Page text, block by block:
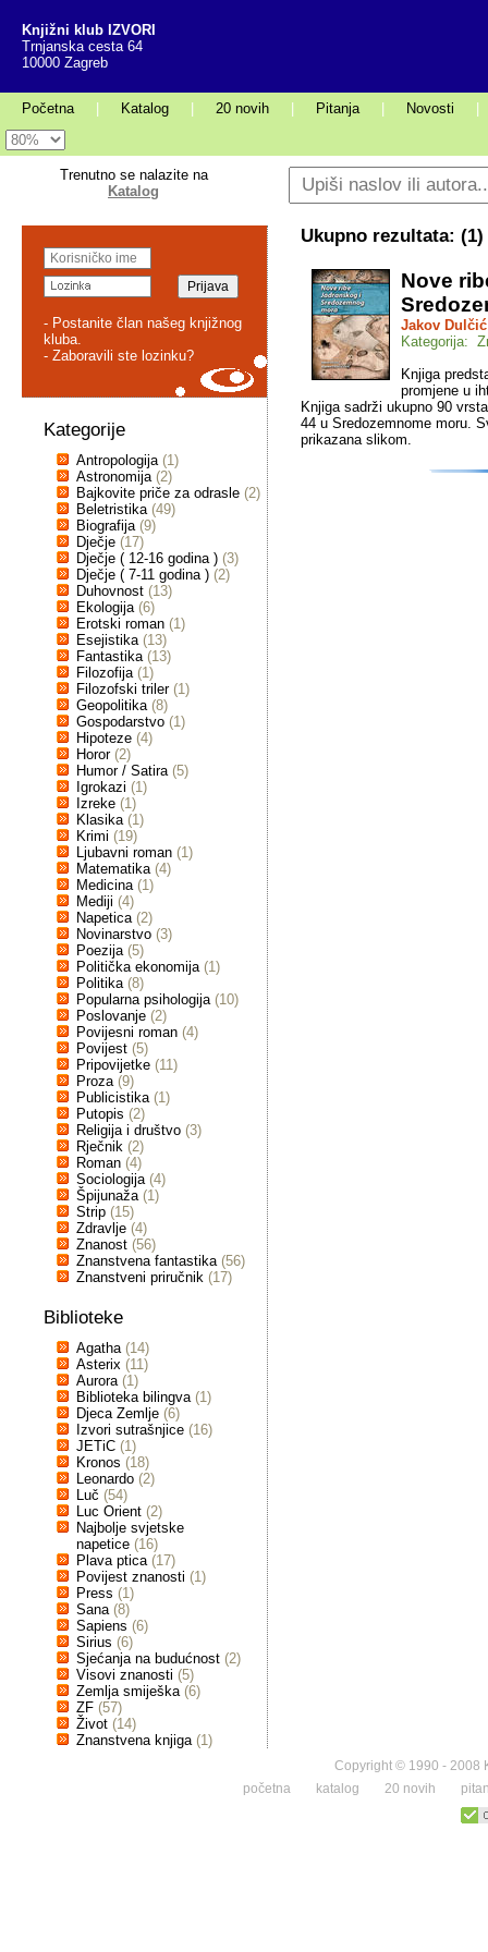
Knjižni klub IZVORI
Trnjanska cesta 64
10000 Zagreb
Početna Katalog 20 novih Pitanja Novosti
Trenutno se nalazite na
Katalog
- Postanite član našeg knjižnog
kluba.
- Zaboravili ste lozinku?
Kategorije
Antropologija (1)
Astronomija (2)
Bajkovite priče za odrasle (2)
Beletristika (49)
Biografija (9)
Dječje (17)
Dječje ( 12-16 godina ) (3)
Dječje ( 7-11 godina ) (2)
Duhovnost (13)
Ekologija (6)
Erotski roman (1)
Esejistika (13)
Fantastika (13)
Filozofija (1)
Filozofski triler (1)
Geopolitika (8)
Gospodarstvo (1)
Hipoteze (4)
Horor (2)
Humor / Satira (5)
Igrokazi (1)
Izreke (1)
Klasika (1)
Krimi (19)
Ljubavni roman (1)
Matematika (4)
Medicina (1)
Mediji (4)
Napetica (2)
Novinarstvo (3)
Poezija (5)
Politička ekonomija (1)
Politika (8)
Popularna psihologija (10)
Poslovanje (2)
Povijesni roman (4)
Povijest (5)
Pripovijetke (11)
Proza (9)
Publicistika (1)
Putopis (2)
Religija i društvo (3)
Rječnik (2)
Roman (4)
Sociologija (4)
Špijunaža (1)
Strip (15)
Zdravlje (4)
Znanost (56)
Znanstvena fantastika (56)
Znanstveni priručnik (17)
Biblioteke
Agatha (14)
Asterix (11)
Aurora (1)
Biblioteka bilingva (1)
Djeca Zemlje (6)
Izvori sutrašnjice (16)
JETiC (1)
Kronos (18)
Leonardo (2)
Luč (54)
Luc Orient (2)
Najbolje svjetske
napetice (16)
Plava ptica (17)
Povijest znanosti (1)
Press (1)
Sana (8)
Sapiens (6)
Sirius (6)
Sjećanja na budućnost (2)
Visovi znanosti (5)
Zemlja smiješka (6)
ZF (57)
Život (14)
Znanstvena knjiga (1)
Ukupno rezultata: (1)
Nove
Jakov Dulčić
Kategorija:
Knjiga
promjene u
Knjiga sadrži ukupno 90
44 u Sredozemnome moru.
prikazana slikom.
Copyright © 1990 - 2008
početna
katalog 20 novih